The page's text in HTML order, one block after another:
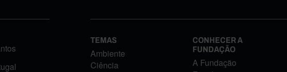
TEMAS
Ambiente
Ciência
CONHECER A
FUNDAÇÃO
A Fundação